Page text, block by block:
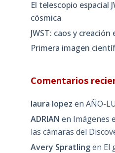
El telescopio espacial
cósmica
JWST: caos y
Primera imagen
Comentarios
laura lopez en AÑO-
ADRIAN en Imágenes
las cámaras del
Avery Spratlingen El